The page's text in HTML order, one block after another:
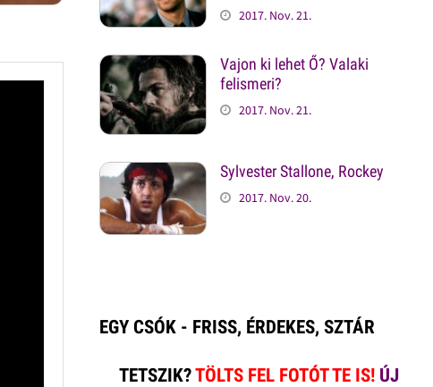
2017. Nov. 21.
Vajon ki lehet Ő? Valaki
felismeri?
2017. Nov. 21.
Sylvester Stallone, Rockey
2017. Nov. 20.
EGY CSÓK - FRISS, ÉRDEKES, SZTÁR
TETSZIK?TÖLTS FEL FOTÓT TE IS! ÚJ